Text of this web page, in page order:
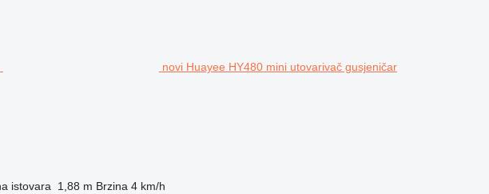
novi Huayee HY480 mini utovarivač gusjeničar
istovara 1,88 m Brzina 4 km/h